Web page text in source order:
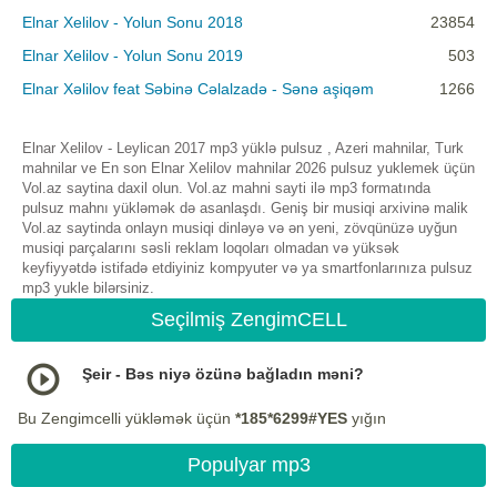
Elnar Xelilov - Yolun Sonu 2018
23854
Elnar Xelilov - Yolun Sonu 2019
503
Elnar Xəlilov feat Səbinə Cəlalzadə - Sənə aşiqəm
1266
Elnar Xelilov - Leylican 2017 mp3 yüklə pulsuz , Azeri mahnilar, Turk
mahnilar ve En son Elnar Xelilov mahnilar 2026 pulsuz yuklemek üçün
Vol.az saytina daxil olun. Vol.az mahni sayti ilə mp3 formatında
pulsuz mahnı yükləmək də asanlaşdı. Geniş bir musiqi arxivinə malik
Vol.az saytinda onlayn musiqi dinləyə və ən yeni, zövqünüzə uyğun
musiqi parçalarını səsli reklam loqoları olmadan və yüksək
keyfiyyətdə istifadə etdiyiniz kompyuter və ya smartfonlarınıza pulsuz
mp3 yukle bilərsiniz.
Seçilmiş ZengimCELL
Şeir - Bəs niyə özünə bağladın məni?
Bu Zengimcelli yükləmək üçün *185*6299#YES yığın
Populyar mp3